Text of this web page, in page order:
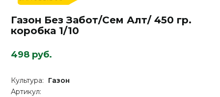
Газон Без Забот/Сем Алт/ 450 гр.
коробка 1/10
498 руб.
Культура:
Газон
Артикул: